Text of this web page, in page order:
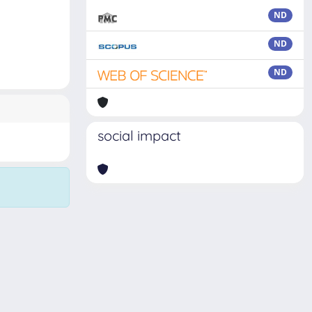
ND
ND
ND
social impact